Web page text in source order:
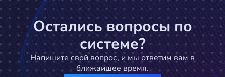
Остались вопросы по
системе?
Напишите свой вопрос, и мы ответим вам в
ближайшее время.